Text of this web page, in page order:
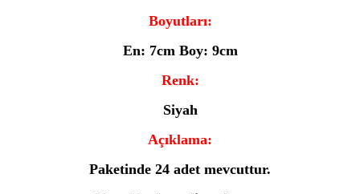
Boyutları:
En: 7cm Boy: 9cm
Renk:
Siyah
Açıklama:
Paketinde 24 adet mevcuttur.